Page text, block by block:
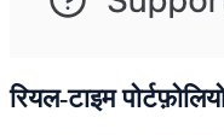
रियल-टाइम